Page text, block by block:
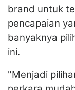
brand untuk
pencapaian
banyaknya
ini.
"Menjadi